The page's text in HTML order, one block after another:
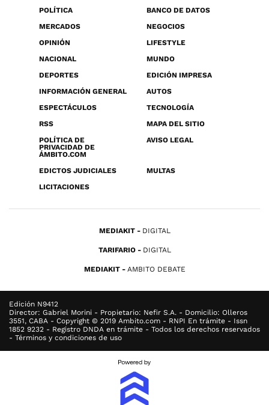
POLÍTICA
BANCO DE DATOS
MERCADOS
NEGOCIOS
OPINIÓN
LIFESTYLE
NACIONAL
MUNDO
DEPORTES
EDICIÓN IMPRESA
INFORMACIÓN GENERAL
AUTOS
ESPECTÁCULOS
TECNOLOGÍA
RSS
MAPA DEL SITIO
POLÍTICA DE
PRIVACIDAD DE
ÁMBITO.COM
AVISO LEGAL
EDICTOS JUDICIALES
MULTAS
LICITACIONES
MEDIAKIT DIGITAL
TARIFARIO DIGITAL
MEDIAKIT AMBITO DEBATE
Edición N9412
Director: Gabriel Morini - Propietario: Nefir S.A. - Domicilio: Olleros
3551, CABA - Copyright © 2019 Ambito.com - RNPI En trámite - Issn
1852 9232 - Registro DNDA en trámite - Todos los derechos reservados
- Términos y condiciones de uso